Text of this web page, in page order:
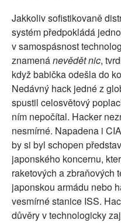
Jakkoliv sofistikovaně
systém předpokládá
v samospásnost
znamenánevědět nic,
když babička odešla do
Nedávný hack jedné z
spustil celosvětový
ním nepočítal. Hacker
nesmírné. Napadena i
by si byl schopen
japonského koncernu,
raketových a zbraňových
japonskou armádu nebo
vesmírné stanice ISS.
důvěry v technologicky